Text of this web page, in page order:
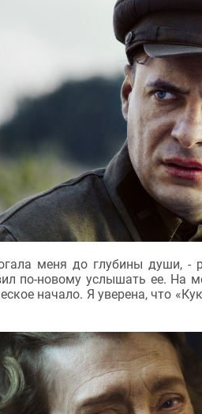
меня до глубины души, -
по-новому услышать ее. На
начало. Я уверена, что